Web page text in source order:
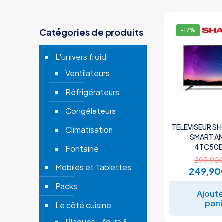
Catégories de produits
L'univers froid
Ventilateurs
Réfrigérateurs
Congélateurs
Climatisation
Fontaine
Mobiles et Tablettes
Packs
Le côté cuisine
-17%
TELEVISEUR
SMART